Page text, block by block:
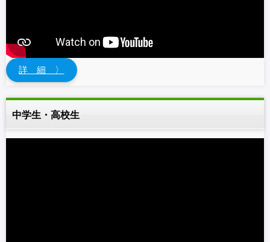
詳 細 〉
中学生・高校生